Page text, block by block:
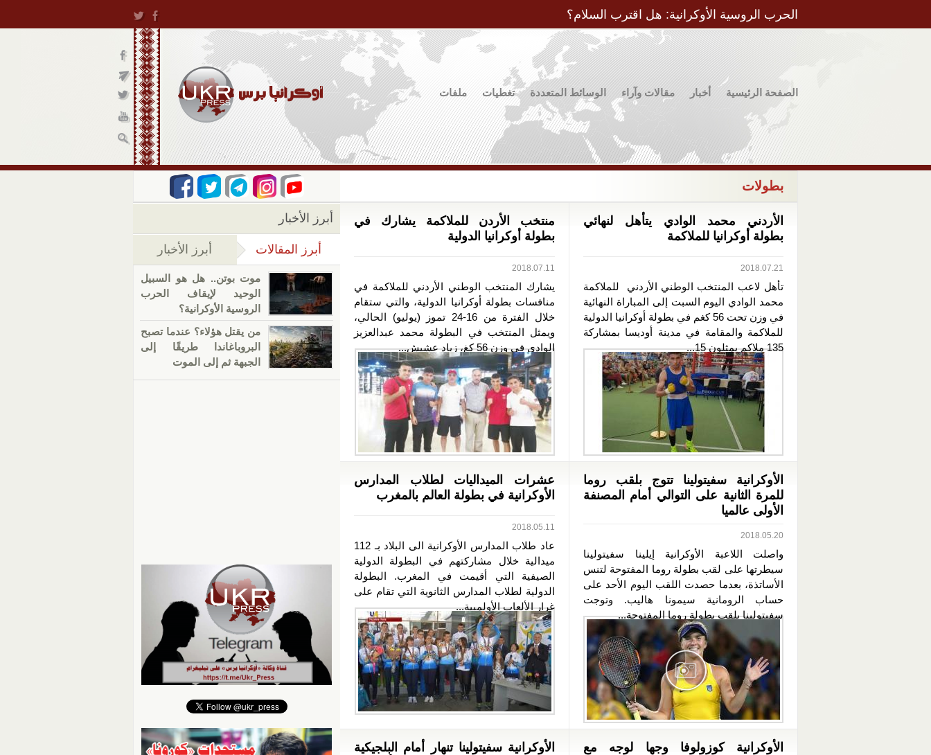
الحرب الروسية الأوكرانية: هل اقترب السلام؟
الصفحة الرئيسية أخبار مقالات وآراء الوسائط المتعددة تغطيات ملفات
بطولات
الأردني محمد الوادي يتأهل لنهائي
بطولة أوكرانيا للملاكمة
2018.07.21
تأهل لاعب المنتخب الوطني الأردني للملاكمة
محمد الوادي اليوم السبت إلى المباراة النهائية
في وزن تحت 56 كغم في بطولة أوكرانيا الدولية
للملاكمة والمقامة في مدينة أوديسا بمشاركة
135 ملاكم يمثلون 15...
منتخب الأردن للملاكمة يشارك في
بطولة أوكرانيا الدولية
2018.07.11
يشارك المنتخب الوطني الأردني للملاكمة في
منافسات بطولة أوكرانيا الدولية، والتي ستقام
خلال الفترة من 16-24 تموز (يوليو) الحالي،
ويمثل المنتخب في البطولة محمد عبدالعزيز
الوادي في وزن 56 كغ، زياد عشيش...
الأوكرانية سفيتولينا تتوج بلقب روما
للمرة الثانية على التوالي أمام المصنفة
الأولى عالميا
2018.05.20
واصلت اللاعبة الأوكرانية إيلينا سفيتولينا
سيطرتها على لقب بطولة روما المفتوحة لتنس
الأساتذة، بعدما حصدت اللقب اليوم الأحد على
حساب الرومانية سيمونا هاليب. وتوجت
سفيتولينا بلقب بطولة روما المفتوحة...
عشرات الميداليات لطلاب المدارس
الأوكرانية في بطولة العالم بالمغرب
2018.05.11
عاد طلاب المدارس الأوكرانية الى البلاد بـ 112
ميدالية خلال مشاركتهم في البطولة الدولية
الصيفية التي أقيمت في المغرب. البطولة
الدولية لطلاب المدارس الثانوية التي تقام على
غرار الألعاب الأولمبية...
الأوكرانية كوزولوفا وجها لوجه مع
الأوكرانية سفيتولينا تنهار أمام البلجيكية
أبرز الأخبار
أبرز المقالات (علامة التبويب النشطة)
أبرز الأخبار
موت بوتن.. هل هو السبيل
الوحيد لإيقاف الحرب
الروسية الأوكرانية؟
من يقتل هؤلاء؟ عندما تصبح
البروباغاندا طريقًا إلى
الجبهة ثم إلى الموت